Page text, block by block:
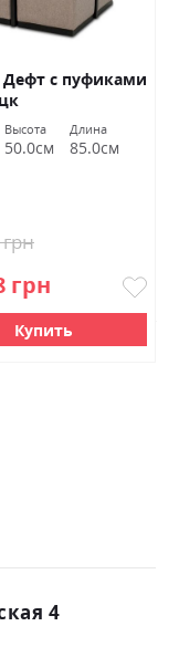
Дефт с пуфиками
Высота
50.0см
Длина
85.0см
грн
Купить
4